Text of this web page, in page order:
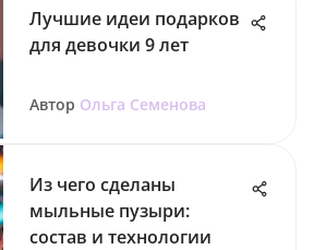
Лучшие идеи подарков
для девочки 9 лет
Автор Ольга Семенова
Из чего сделаны
мыльные пузыри:
состав и технологии